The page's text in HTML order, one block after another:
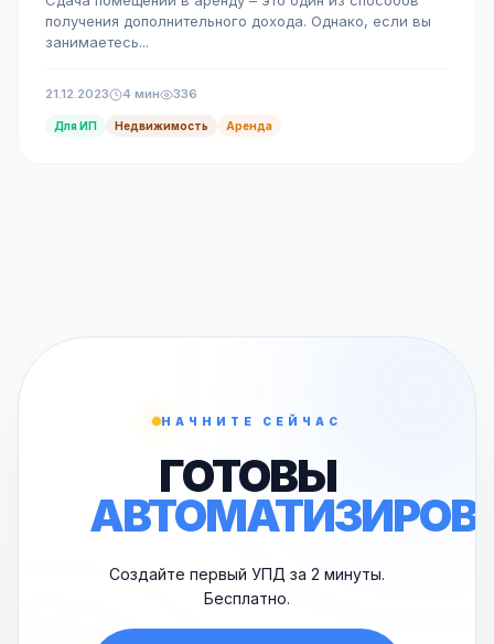
получения дополнительного дохода. Однако, если вы
занимаетесь...
21.12.2023 4 мин 336
Для ИП Недвижимость Аренда
НАЧНИТЕ СЕЙЧАС
ГОТОВЫ
Создайте первый УПД за 2 минуты.
Бесплатно.